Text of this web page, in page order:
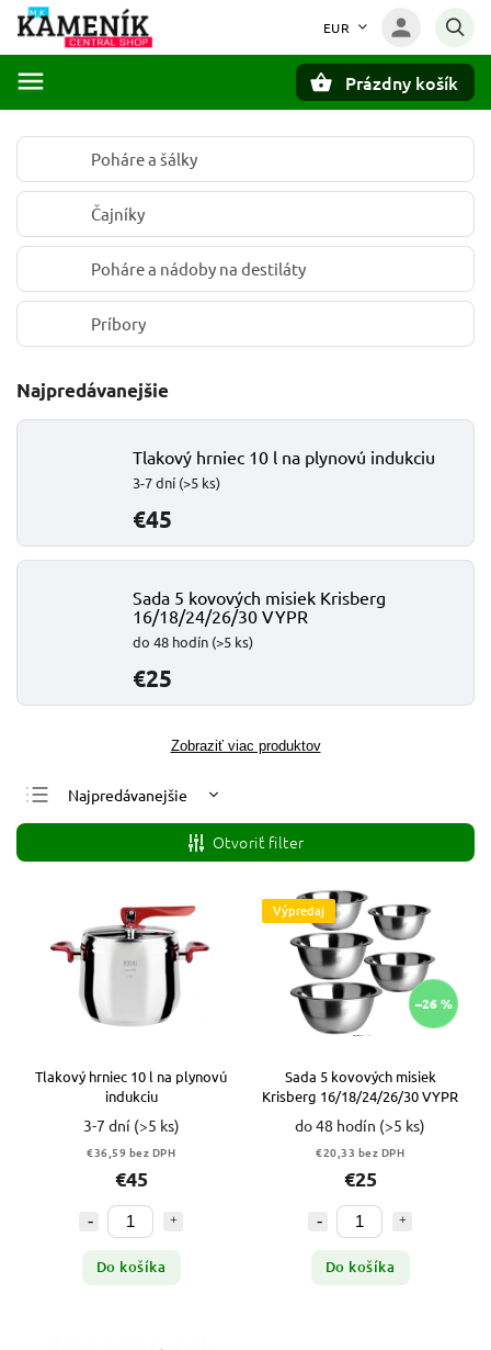
EUR
Prázdny košík
Poháre a šálky
Čajníky
Poháre a nádoby na destiláty
Príbory
Najpredávanejšie
Tlakový hrniec 10 l na plynovú indukciu
3-7 dní (>5 ks)
€45
Sada 5 kovových misiek Krisberg
16/18/24/26/30 VYPR
do 48 hodín (>5 ks)
€25
Zobraziť viac produktov
Najpredávanejšie
Najlacnejšie
Najdrahšie
Otvoriť filter
Tlakový hrniec 10 l na plynovú
indukciu
3-7 dní (>5 ks)
€36,59 bez DPH
€45
Do košíka
Výpredaj
–26 %
Sada 5 kovových misiek
Krisberg 16/18/24/26/30 VYPR
do 48 hodín (>5 ks)
€20,33 bez DPH
€25
Do košíka